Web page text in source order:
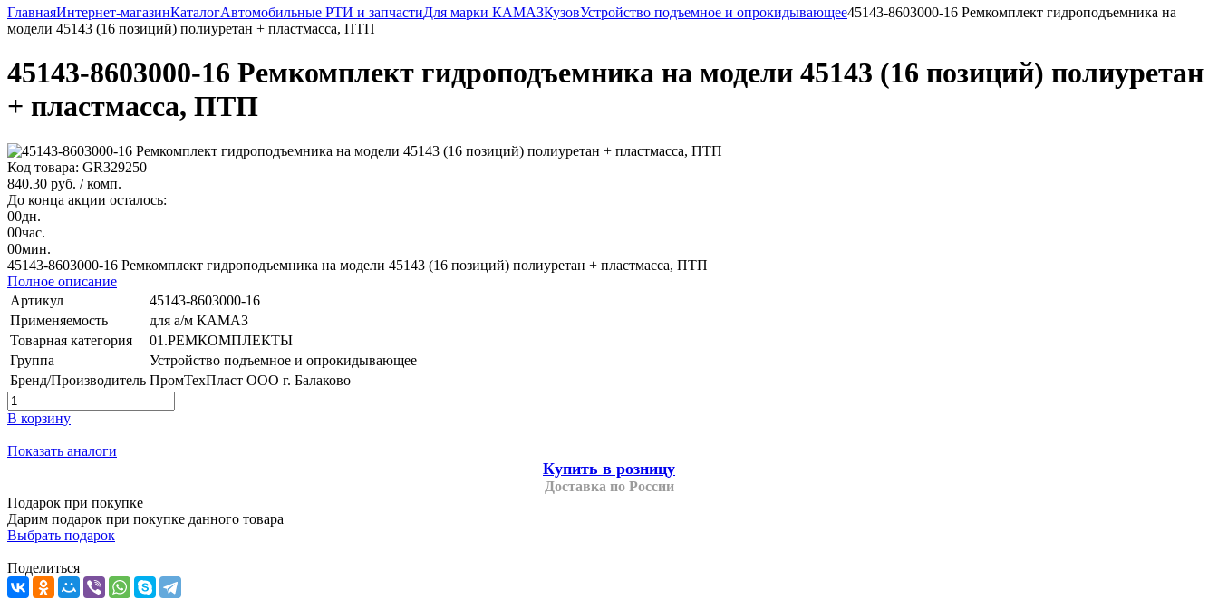
ГлавнаяИнтернет-магазинКаталогАвтомобильные РТИ и запчастиДля марки КАМАЗКузовУстройство подъемное и опрокидывающее45143-8603000-16 Ремкомплект гидроподъемника на
модели 45143 (16 позиций) полиуретан + пластмасса, ПТП
45143-8603000-16 Ремкомплект гидроподъемника на модели 45143 (16 позиций) полиуретан
+ пластмасса, ПТП
Код товара: GR329250
840.30 руб. / комп.
До конца акции осталось:
00дн.
00час.
00мин.
45143-8603000-16 Ремкомплект гидроподъемника на модели 45143 (16 позиций) полиуретан + пластмасса, ПТП
Полное описание
Артикул
45143-8603000-16
Применяемость
для а/м КАМАЗ
Товарная категория
01.РЕМКОМПЛЕКТЫ
Группа
Устройство подъемное и опрокидывающее
Бренд/Производитель ПромТехПласт ООО г. Балаково
В корзину
Показать аналоги
Купить в розницу
Доставка по России
Подарок при покупке
Дарим подарок при покупке данного товара
Выбрать подарок
Поделиться